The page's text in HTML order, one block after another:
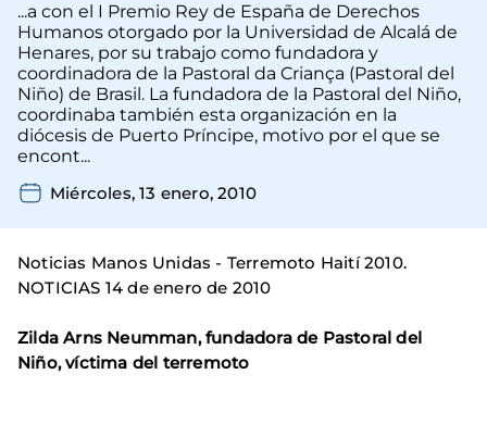
...a con el I Premio Rey de España de Derechos
Humanos otorgado por la Universidad de Alcalá de
Henares, por su trabajo como fundadora y
coordinadora de la Pastoral da Criança (Pastoral del
Niño) de Brasil. La fundadora de la Pastoral del Niño,
coordinaba también esta organización en la
diócesis de Puerto Príncipe, motivo por el que se
encont...
Miércoles, 13 enero, 2010
Noticias Manos Unidas - Terremoto Haití 2010.
NOTICIAS 14 de enero de 2010
Zilda Arns Neumman, fundadora de Pastoral del
Niño, víctima del terremoto